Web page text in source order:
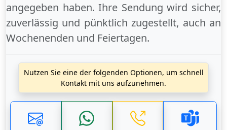
angegeben haben. Ihre Sendung wird sicher,
zuverlässig und pünktlich zugestellt, auch an
Wochenenden und Feiertagen.
Nutzen Sie eine der folgenden Optionen, um schnell
Kontakt mit uns aufzunehmen.